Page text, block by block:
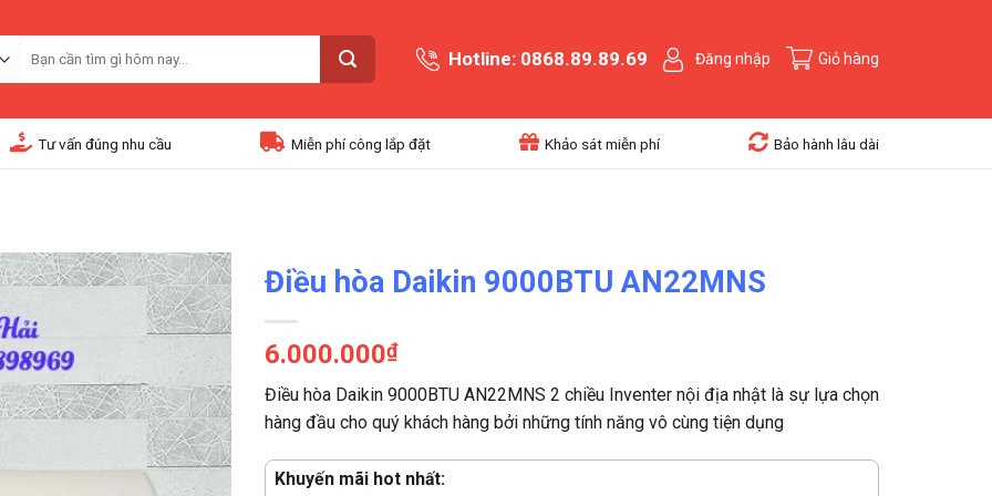
kiếm:
Hotline: 0868.89.89.69 Đăng nhập Giỏ hàng
Tư vấn đúng nhu cầu Miễn phí công lắp đặt Khảo sát miễn phí Bảo hành lâu dài
Điều hòa Daikin 9000BTU AN22MNS
6.000.000₫
Điều hòa Daikin 9000BTU AN22MNS 2 chiều Inventer nội địa nhật là sự lựa chọn
hàng đầu cho quý khách hàng bởi những tính năng vô cùng tiện dụng
Khuyến mãi hot nhất: